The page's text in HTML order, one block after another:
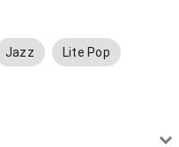
Jazz Lite Pop